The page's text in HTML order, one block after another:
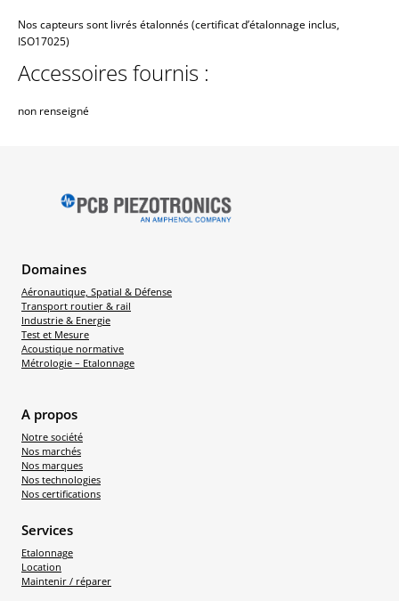
Nos capteurs sont livrés étalonnés (certificat d’étalonnage inclus,
ISO17025)
Accessoires fournis :
non renseigné
Domaines
Aéronautique, Spatial & Défense
Transport routier & rail
Industrie & Energie
Test et Mesure
Acoustique normative
Métrologie – Etalonnage
A propos
Notre société
Nos marchés
Nos marques
Nos technologies
Nos certifications
Services
Etalonnage
Location
Maintenir / réparer